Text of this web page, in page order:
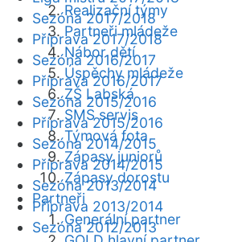
Realizační týmy
Partneři mládeže
Nábor dětí
Úspěchy mládeže
ZŠ Labská
SMS servis
Týmová fota
Zápasy juniorů
Zápasy dorostu
Partneři
Generální partner
Sezóna 2017/2018
Příprava 2017/2018
Sezóna 2016/2017
Příprava 2016/2017
Sezóna 2015/2016
Příprava 2015/2016
Sezóna 2014/2015
Příprava 2014/2015
Sezóna 2013/2014
Příprava 2013/2014
Sezóna 2012/2013